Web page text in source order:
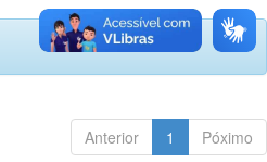
Anterior 1 Póximo